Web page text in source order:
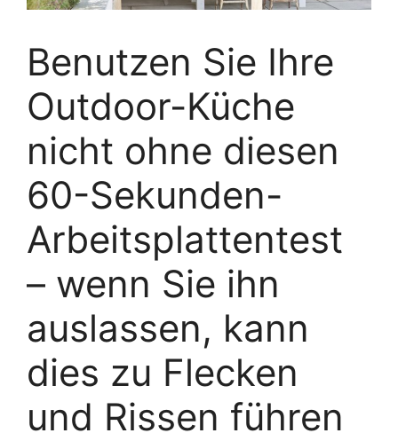
Benutzen Sie Ihre
Outdoor-Küche
nicht ohne diesen
60-Sekunden-
Arbeitsplattentest
– wenn Sie ihn
auslassen, kann
dies zu Flecken
und Rissen führen